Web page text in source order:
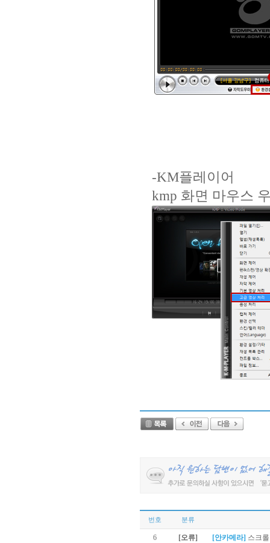
-KM플레이어
kmp 화면 마우스
번호 분류
6 [오류] [안카메라] 스크